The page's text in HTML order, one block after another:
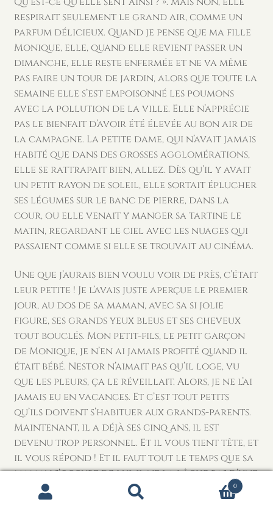
respirait seulement le grand air, comme un
parfum délicieux. Quand je pense que ma fille
Monique, elle, quand elle revient passer un
dimanche, elle reste enfermée et ne va même
pas faire un tour de jardin, alors que toute la
semaine elle s’est empoisonné les poumons
avec la pollution de la ville. Elle n’apprécie
pas le bienfait d’avoir été élevée au bon air de
la campagne. La petite dame, qui n’avait jamais
habité que dans des grosses agglomérations,
elle se rattrapait bien, allez. Dès qu’il y avait
un petit rayon de soleil, elle sortait éplucher
ses légumes sur le banc de pierre, dans la
cour, ou elle venait y manger sa tartine le
matin, regardant le ciel avec les nuages qui
passaient comme si elle se trouvait au cinéma.
Une que j’aurais bien voulu voir de près, c’était
leur petite ! Je l’avais juste aperçue le premier
jour, au dos de sa maman, avec sa si jolie
figure, ses grands yeux bleus et ses cheveux
tout bouclés. Mon petit-fils, le petit garçon
de Monique, je n’en ai jamais profité quand il
était bébé. Nestor n’aimait pas qu’il loge, vu
que les pleurs, ça le réveillait. Alors, je ne l’ai
jamais eu en vacances. Et c’est tout petits
qu’ils doivent s’habituer aux grands-parents.
Maintenant, il a déjà ses cinq ans, il est
devenu trop personnel. Et il vous tient tête, et
il vous répond ! Et il faut tout le temps que sa
maman s’occupe de lui, il ne la lâche pas d’une
semelle. Il n’aime pas de venir près de moi ni de
son grand-père. Nestor lui fait aussi trop de
Recherche
Recherche
0